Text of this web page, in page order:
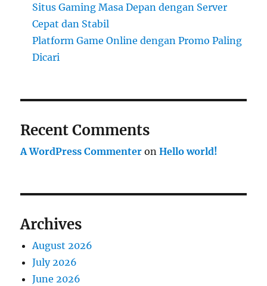
Situs Gaming Masa Depan dengan Server
Cepat dan Stabil
Platform Game Online dengan Promo Paling
Dicari
Recent Comments
A WordPress Commenter onHello world!
Archives
August 2026
July 2026
June 2026